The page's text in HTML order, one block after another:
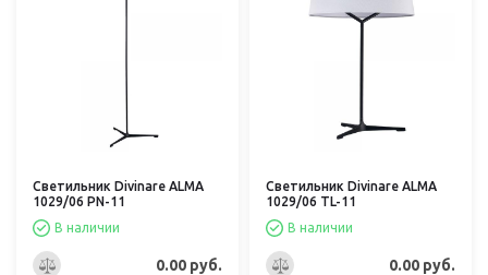
Светильник Divinare ALMA
1029/06 PN-11
В наличии
0.00 руб.
Светильник Divinare ALMA
1029/06 TL-11
В наличии
0.00 руб.